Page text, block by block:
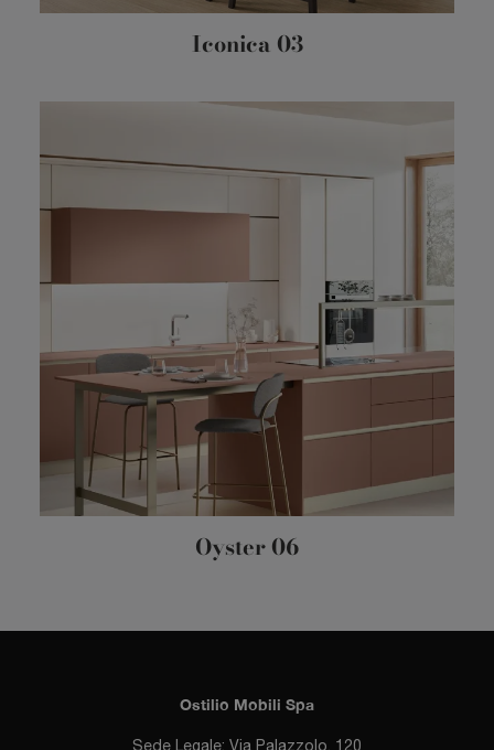
Iconica 03
Oyster 06
Ostilio Mobili Spa
Sede Legale: Via Palazzolo, 120